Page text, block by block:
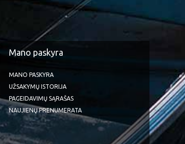
Mano paskyra
MANO PASKYRA
UŽSAKYMŲ ISTORIJA
PAGEIDAVIMŲ SĄRAŠAS
NAUJIENŲ PRENUMERATA